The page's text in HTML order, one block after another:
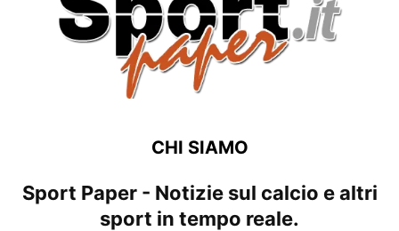
CHI SIAMO
Sport Paper - Notizie sul calcio e altri
sport in tempo reale.